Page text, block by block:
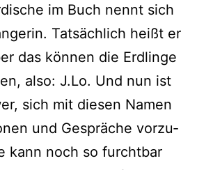
im Buch nennt sich
Tatsächlich heißt er
das kön­nen die Erdlinge
also: J.Lo. Und nun ist
sich mit die­sen Namen
und Gespräche vor­zu­
kann noch so furcht­bar